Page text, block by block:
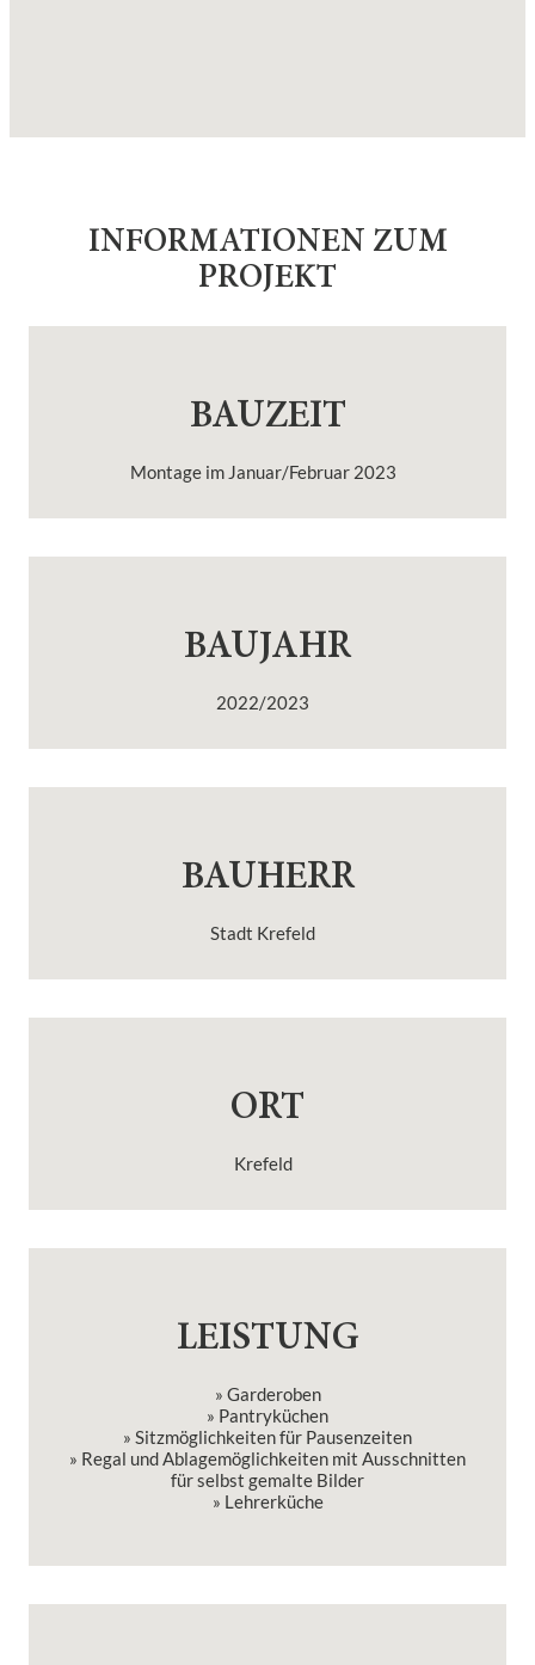
INFORMATIONEN ZUM
PROJEKT
BAUZEIT
Montage im Januar/Februar 2023
BAUJAHR
2022/2023
BAUHERR
Stadt Krefeld
ORT
Krefeld
LEISTUNG
» Garderoben
» Pantryküchen
» Sitzmöglichkeiten für Pausenzeiten
» Regal und Ablagemöglichkeiten mit Ausschnitten
für selbst gemalte Bilder
» Lehrerküche